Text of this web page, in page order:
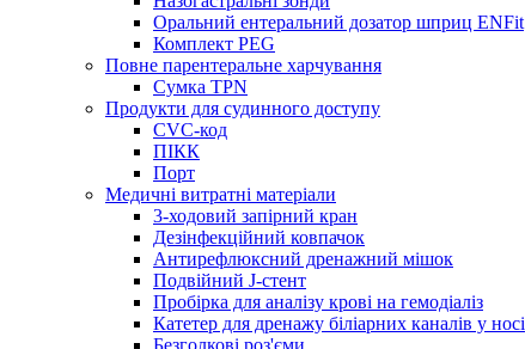
Оральний ентеральний дозатор шприц ENFit
Комплект PEG
Повне парентеральне харчування
Сумка TPN
Продукти для судинного доступу
CVC-код
ПІКК
Порт
Медичні витратні матеріали
3-ходовий запірний кран
Дезінфекційний ковпачок
Антирефлюксний дренажний мішок
Подвійний J-стент
Пробірка для аналізу крові на гемодіаліз
Катетер для дренажу біліарних каналів у носі
Безголкові роз'єми